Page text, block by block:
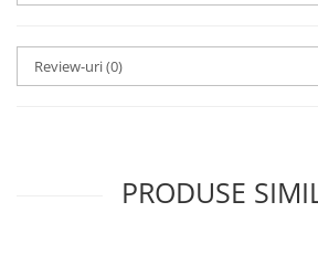
Review-uri(0)
PRODUSE